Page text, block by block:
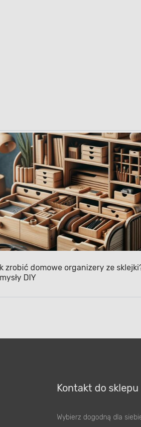
zrobić domowe organizery ze
DIY
Kontakt do sklepu
Wybierz dogodną dla